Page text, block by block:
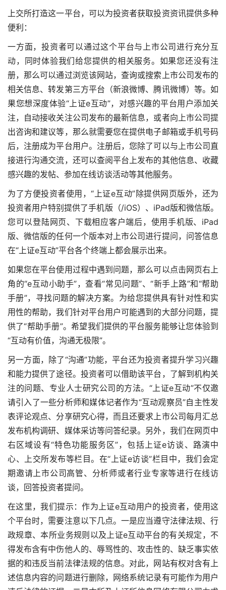
上交所打造这一平台，可以为投资者获取投资资讯提供多种
便利：
一方面，投资者可以通过这个平台与上市公司进行充分互
动，同时体验我们给您提供的相关服务。如果您还没有注
册，那么可以通过浏览该网站，查询或搜索上市公司发布的
相关信息、转发第三方平台（新浪微博、腾讯微博）等。如
果您想深度体验“上证e互动”，对感兴趣的平台用户添加关
注，自动接收关注公司发布的最新信息，或者向上市公司提
出咨询和建议等，那么就需要您在提供电子邮箱或手机号码
后，注册成为平台用户。注册后，您除了可以与上市公司直
接进行沟通交流，还可以查阅平台上发布的其他信息、收藏
感兴趣的发帖、参加在线访谈活动等其他服务。
为了方便投资者使用，“上证e互动”除提供网页版外，还为
投资者用户特别提供了手机版（/iOS）、iPad版和微信版。
您可以登陆网页、下载相应客户端后，使用手机版、iPad
版、微信版的任何一个版本对上市公司进行提问，问答信息
在“上证e互动”平台各个终端上都会展示出来。
如果您在平台使用过程中遇到问题，那么可以点击网页右上
角的“e互动小助手”，查看“常见问题”、“新手上路”和“帮助
手册”，寻找问题的解决方案。为给您提供具有针对性和实
用性的帮助，我们针对平台用户可能遇到的大部分问题，提
供了“帮助手册”。希望我们提供的平台服务能够让您体验到
“互动有价值，沟通无极限”。
另一方面，除了“沟通”功能，平台还为投资者提升学习兴趣
和能力提供了途径。投资者可以借助该平台，了解到机构关
注的问题、专业人士研究公司的方法。“上证e互动”不仅邀
请引入了一些分析师和媒体记者作为“互动观察员”自主性发
表评论观点、分享研究心得，而且还要求上市公司每月汇总
发布机构调研、媒体采访等问答纪录。另外，我们在网页中
右区域设有“特色功能服务区”，包括上证e访谈、路演中
心、上交所发布等栏目。在“上证e访谈”栏目中，我们会定
期邀请上市公司高管、分析师或者行业专家等进行在线访
谈，回答投资者提问。
在这里，我们提示：作为上证e互动用户的投资者，使用这
个平台时，需要注意以下几点。一是应当遵守法律法规、行
政规章、本所业务规则以及上证e互动平台的有关规定，不
得发布含有中伤他人的、辱骂性的、攻击性的、缺乏事实依
据的和违反当前法律法规的信息。对此，网站有权对含有上
述信息内容的问题进行删除，网络系统记录有可能作为用户